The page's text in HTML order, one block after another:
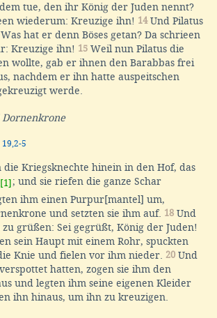
tue, den ihr König der Juden nennt?
wiederum: Kreuzige ihn! 14Und Pilatus
hat er denn Böses getan? Da schrieen
Kreuzige ihn! 15 Weil nun Pilatus die
wollte, gab er ihnen den Barabbas frei
nachdem er ihn hatte auspeitschen
werde.
19,2-5
Kriegsknechte hinein in den Hof, das
[1] ; und sie riefen die ganze Schar
ihm einen Purpur[mantel] um,
und setzten sie ihm auf. 18 Und
grüßen: Sei gegrüßt, König der Juden!
sein Haupt mit einem Rohr, spuckten
Knie und fielen vor ihm nieder. 20 Und
hatten, zogen sie ihm den
und legten ihm seine eigenen Kleider
ihn hinaus, um ihn zu kreuzigen.